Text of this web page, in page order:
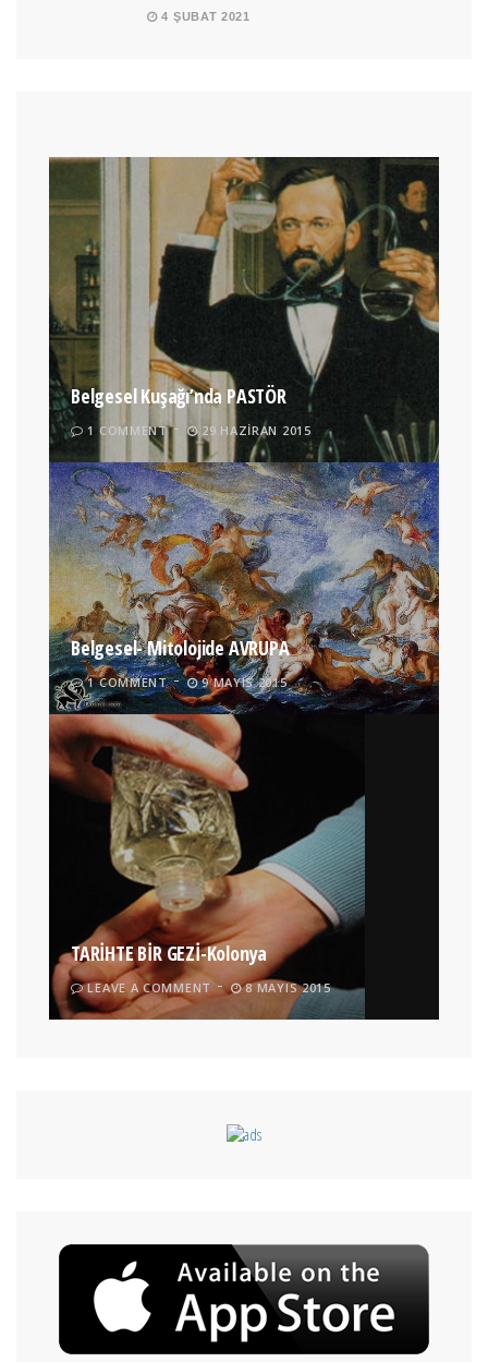
4 ŞUBAT 2021
Belgesel Kuşağı’nda PASTÖR
1 COMMENT 29 HAZIRAN 2015
Belgesel- Mitolojide AVRUPA
1 COMMENT 9 MAYIS 2015
TARİHTE BİR GEZİ-Kolonya
LEAVE A COMMENT 8 MAYIS 2015